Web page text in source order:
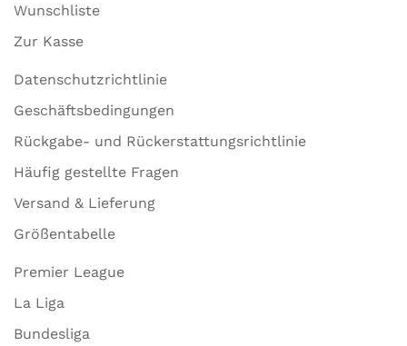
Wunschliste
Zur Kasse
Datenschutzrichtlinie
Geschäftsbedingungen
Rückgabe- und Rückerstattungsrichtlinie
Häufig gestellte Fragen
Versand & Lieferung
Größentabelle
Premier League
La Liga
Bundesliga